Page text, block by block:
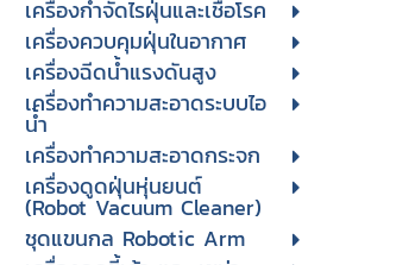
เครื่องกำจัดไรฝุ่นและเชื้อโรค
เครื่องควบคุมฝุ่นในอากาศ
เครื่องฉีดน้ำแรงดันสูง
เครื่องทำความสะอาดระบบไอ
น้ำ
เครื่องทำความสะอาดกระจก
เครื่องดูดฝุ่นหุ่นยนต์
(Robot Vacuum Cleaner)
ชุดแขนกล Robotic Arm